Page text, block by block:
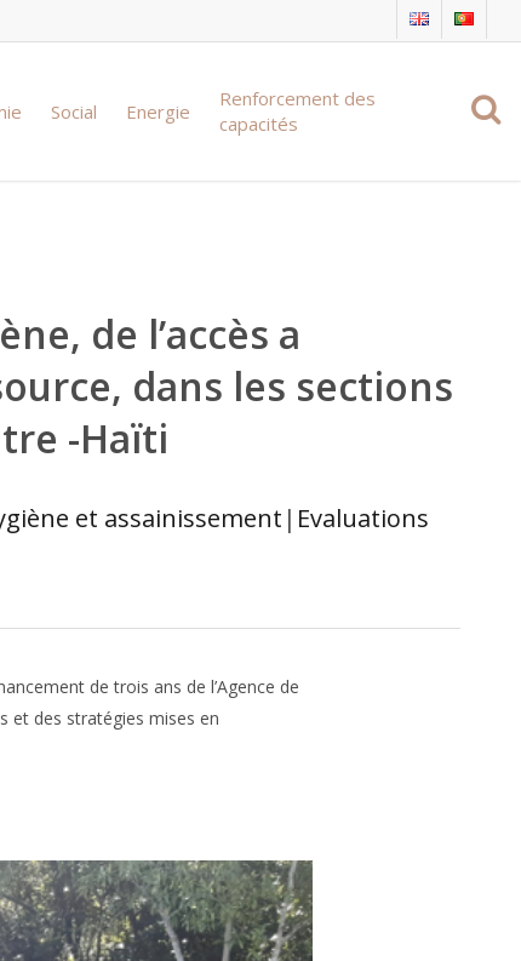
Social Energie
Renforcement des
capacités
de l’accès a
dans les sections
-Haïti
et assainissement | Evaluations
de trois ans de l’Agence de
et des stratégies mises en